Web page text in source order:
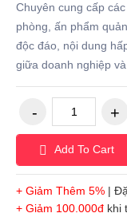
Chuyên cung cấp
phòng, ấn phẩm
độc đáo, nội dung
giữa doanh nghiệp
Add To Cart
+ Giảm Thêm 5% |
+ Giảm 100.000đ khi